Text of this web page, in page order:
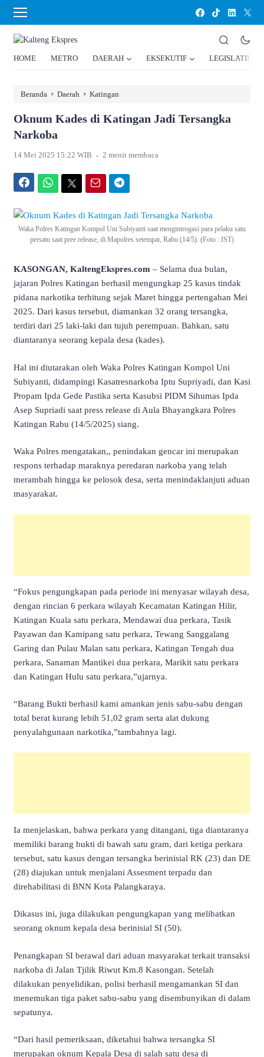
HOME METRO DAERAH EKSEKUTIF LEGISLATIF
Beranda › Daerah › Katingan
Oknum Kades di Katingan Jadi Tersangka
Narkoba
14 Mei 2025 15:22 WIB . 2 menit membaca
Waka Polres Katingan Kompol Uni Subiyanti saat mengintrogasi para pelaku satu
persatu saat pree release, di Mapolres setempat, Rabu (14/5). (Foto : IST)
KASONGAN, KaltengEkspres.com – Selama dua bulan,
jajaran Polres Katingan berhasil mengungkap 25 kasus tindak
pidana narkotika terhitung sejak Maret hingga pertengahan Mei
2025. Dari kasus tersebut, diamankan 32 orang tersangka,
terdiri dari 25 laki-laki dan tujuh perempuan. Bahkan, satu
diantaranya seorang kepala desa (kades).
Hal ini diutarakan oleh Waka Polres Katingan Kompol Uni
Subiyanti, didampingi Kasatresnarkoba Iptu Supriyadi, dan Kasi
Propam Ipda Gede Pastika serta Kasubsi PIDM Sihumas Ipda
Asep Supriadi saat press release di Aula Bhayangkara Polres
Katingan Rabu (14/5/2025) siang.
Waka Polres mengatakan,, penindakan gencar ini merupakan
respons terhadap maraknya peredaran narkoba yang telah
merambah hingga ke pelosok desa, serta menindaklanjuti aduan
masyarakat.
“Fokus pengungkapan pada periode ini menyasar wilayah desa,
dengan rincian 6 perkara wilayah Kecamatan Katingan Hilir,
Katingan Kuala satu perkara, Mendawai dua perkara, Tasik
Payawan dan Kamipang satu perkara, Tewang Sanggalang
Garing dan Pulau Malan satu perkara, Katingan Tengah dua
perkara, Sanaman Mantikei dua perkara, Marikit satu perkara
dan Katingan Hulu satu perkara,”ujarnya.
“Barang Bukti berhasil kami amankan jenis sabu-sabu dengan
total berat kurang lebih 51,02 gram serta alat dukung
penyalahgunaan narkotika,”tambahnya lagi.
Ia menjelaskan, bahwa perkara yang ditangani, tiga diantaranya
memiliki barang bukti di bawah satu gram, dari ketiga perkara
tersebut, satu kasus dengan tersangka berinisial RK (23) dan DE
(28) diajukan untuk menjalani Assesment terpadu dan
direhabilitasi di BNN Kota Palangkaraya.
Dikasus ini, juga dilakukan pengungkapan yang melibatkan
seorang oknum kepala desa berinisial SI (50).
Penangkapan SI berawal dari aduan masyarakat terkait transaksi
narkoba di Jalan Tjilik Riwut Km.8 Kasongan. Setelah
dilakukan penyelidikan, polisi berhasil mengamankan SI dan
menemukan tiga paket sabu-sabu yang disembunyikan di dalam
sepatunya.
“Dari hasil pemeriksaan, diketahui bahwa tersangka SI
merupakan oknum Kepala Desa di salah satu desa di